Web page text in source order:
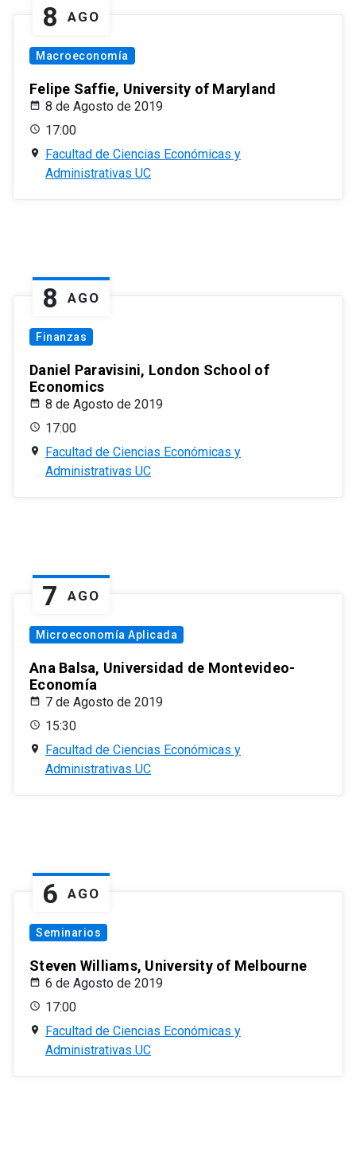
8 AGO
Macroeconomía
Felipe Saffie, University of Maryland
8 de Agosto de 2019
17:00
Facultad de Ciencias Económicas y
Administrativas UC
8 AGO
Finanzas
Daniel Paravisini, London School of
Economics
8 de Agosto de 2019
17:00
Facultad de Ciencias Económicas y
Administrativas UC
7 AGO
Microeconomía Aplicada
Ana Balsa, Universidad de Montevideo-
Economía
7 de Agosto de 2019
15:30
Facultad de Ciencias Económicas y
Administrativas UC
6 AGO
Seminarios
Steven Williams, University of Melbourne
6 de Agosto de 2019
17:00
Facultad de Ciencias Económicas y
Administrativas UC